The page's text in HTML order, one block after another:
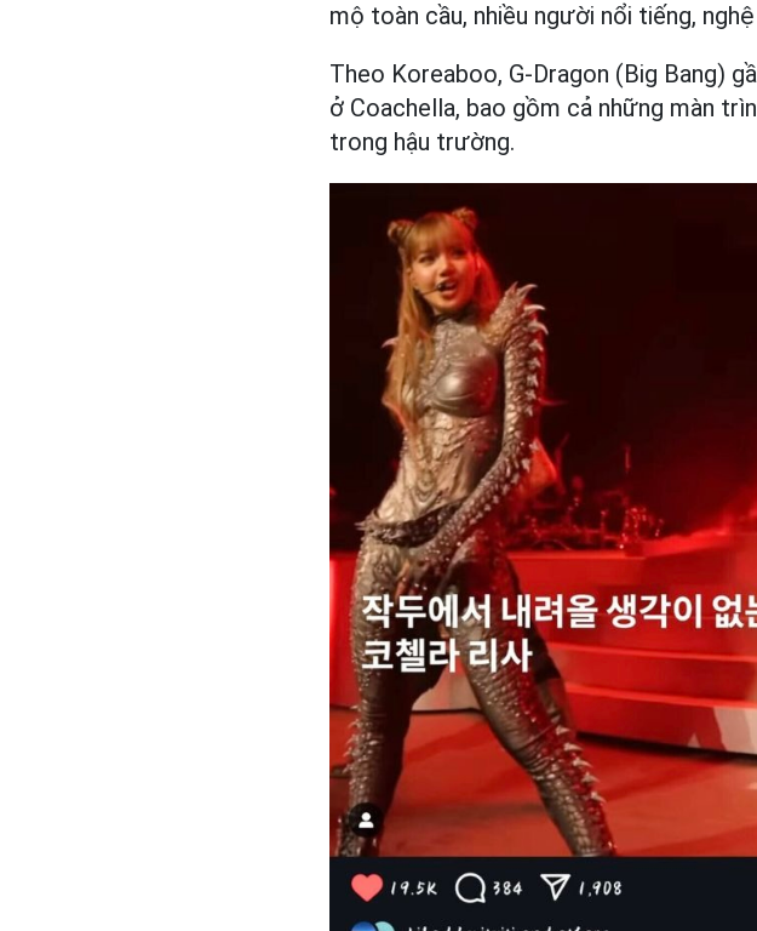
mộ toàn cầu, nhiều người nổi tiếng,
Theo Koreaboo, G-Dragon (Big Bang)
ở Coachella, bao gồm cả những màn
trong hậu trường.